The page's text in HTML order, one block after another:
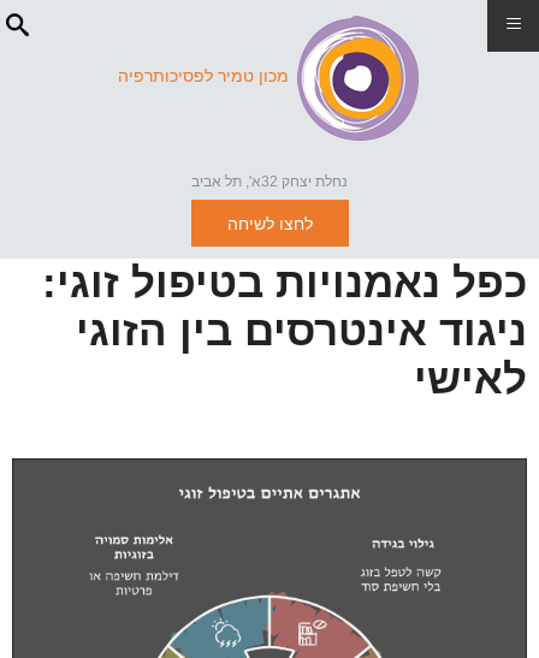
מכון טמיר לפסיכותרפיה
נחלת יצחק 32א', תל אביב
לחצו לשיחה
כפל נאמנויות בטיפול זוגי:
ניגוד אינטרסים בין הזוגי
לאישי
≡